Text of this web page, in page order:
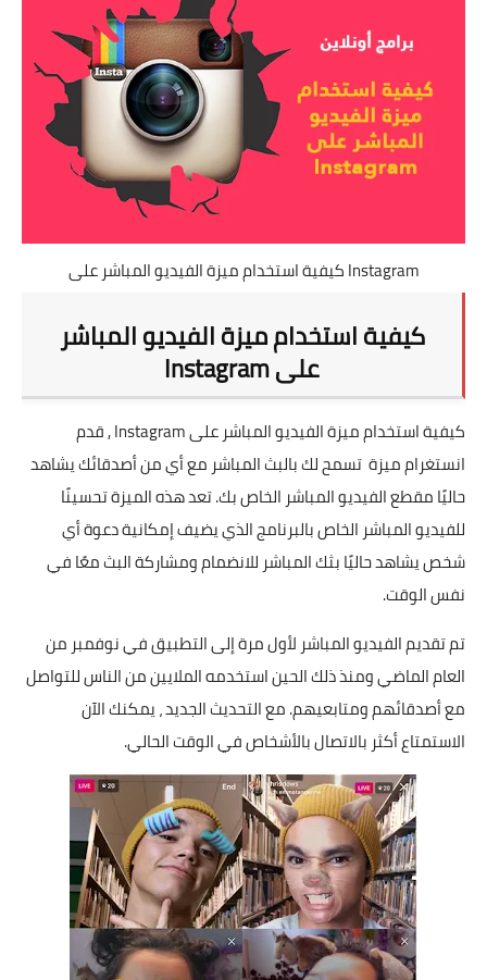
بلوجر
مقالات
العاب
تطبيقات
العملات الرقمية
كيفية استخدام ميزة الفيديو المباشر على Instagram
كيفية استخدام ميزة الفيديو المباشر
على Instagram
كيفية استخدام ميزة الفيديو المباشر على Instagram , قدم
انستغرام ميزة تسمح لك بالبث المباشر مع أي من أصدقائك يشاهد
حاليًا مقطع الفيديو المباشر الخاص بك. تعد هذه الميزة تحسينًا
للفيديو المباشر الخاص بالبرنامج الذي يضيف إمكانية دعوة أي
شخص يشاهد حاليًا بثك المباشر للانضمام ومشاركة البث معًا في
نفس الوقت.
تم تقديم الفيديو المباشر لأول مرة إلى التطبيق في نوفمبر من
العام الماضي ومنذ ذلك الحين استخدمه الملايين من الناس للتواصل
مع أصدقائهم ومتابعيهم. مع التحديث الجديد ، يمكنك الآن
الاستمتاع أكثر بالاتصال بالأشخاص في الوقت الحالي.